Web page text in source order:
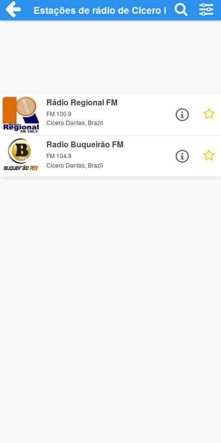
Estações de rádio de Cicero Dantas -
Rádio Regional FM
FM 100.9
Cicero Dantas, Brazil
Radio Buqueirão FM
FM 104.9
Cicero Dantas, Brazil